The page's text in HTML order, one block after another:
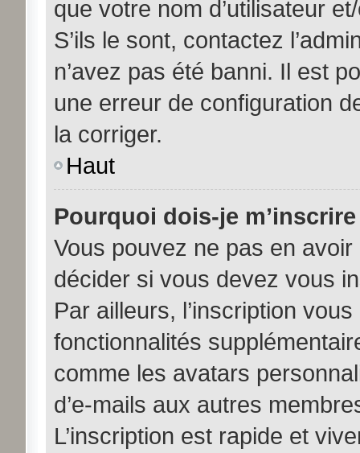
que votre nom d’utilisateur
S’ils le sont, contactez
n’avez pas été banni. Il est
une erreur de configuration
la corriger.
Haut
Pourquoi dois-je
Vous pouvez ne pas en
décider si vous devez vous
Par ailleurs, l’inscription
fonctionnalités
comme les avatars
d’e-mails aux autres
L’inscription est rapide et